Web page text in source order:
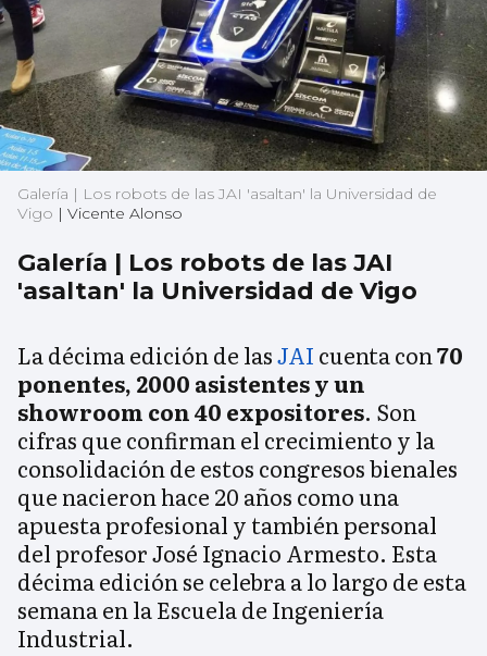
Galería | Los robots de las JAI 'asaltan' la Universidad de
Vigo | Vicente Alonso
Galería | Los robots de las JAI
'asaltan' la Universidad de Vigo
La décima edición de lasJAI cuenta con70
ponentes, 2000 asistentes y un
showroom con 40 expositores. Son
cifras que confirman el crecimiento y la
consolidación de estos congresos bienales
que nacieron hace 20 años como una
apuesta profesional y también personal
del profesor José Ignacio Armesto. Esta
décima edición se celebra a lo largo de esta
semana en la Escuela de Ingeniería
Industrial.